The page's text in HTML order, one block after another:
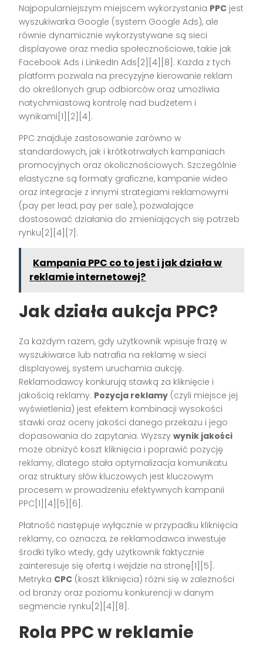
Najpopularniejszym miejscem wykorzystania PPC jest
wyszukiwarka Google (system Google Ads), ale
równie dynamicznie wykorzystywane są sieci
displayowe oraz media społecznościowe, takie jak
Facebook Ads i LinkedIn Ads[2][4][8]. Każda z tych
platform pozwala na precyzyjne kierowanie reklam
do określonych grup odbiorców oraz umożliwia
natychmiastową kontrolę nad budżetem i
wynikami[1][2][4].
PPC znajduje zastosowanie zarówno w
standardowych, jak i krótkotrwałych kampaniach
promocyjnych oraz okolicznościowych. Szczególnie
elastyczne są formaty graficzne, kampanie wideo
oraz integracje z innymi strategiami reklamowymi
(pay per lead, pay per sale), pozwalające
dostosować działania do zmieniających się potrzeb
rynku[2][4][7].
Kampania PPC co to jest i jak działa w
reklamie internetowej?
Jak działa aukcja PPC?
Za każdym razem, gdy użytkownik wpisuje frazę w
wyszukiwarce lub natrafia na reklamę w sieci
displayowej, system uruchamia aukcję.
Reklamodawcy konkurują stawką za kliknięcie i
jakością reklamy. Pozycja reklamy (czyli miejsce jej
wyświetlenia) jest efektem kombinacji wysokości
stawki oraz oceny jakości danego przekazu i jego
dopasowania do zapytania. Wyższywynik jakości
może obniżyć koszt kliknięcia i poprawić pozycję
reklamy, dlatego stała optymalizacja komunikatu
oraz struktury słów kluczowych jest kluczowym
procesem w prowadzeniu efektywnych kampanii
PPC[1][4][5][6].
Płatność następuje wyłącznie w przypadku kliknięcia
reklamy, co oznacza, że reklamodawca inwestuje
środki tylko wtedy, gdy użytkownik faktycznie
zainteresuje się ofertą i wejdzie na stronę[1][5].
Metryka CPC (koszt kliknięcia) różni się w zależności
od branży oraz poziomu konkurencji w danym
segmencie rynku[2][4][8].
Rola PPC w reklamie